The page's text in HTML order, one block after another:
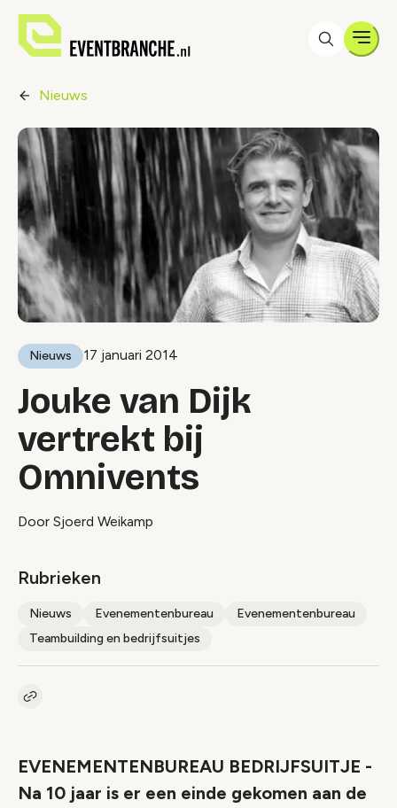
Nieuws
Nieuws 17 januari 2014
Jouke van Dijk
vertrekt bij
Omnivents
Door Sjoerd Weikamp
Rubrieken
Nieuws Evenementenbureau
Evenementenbureau
Teambuilding en bedrijfsuitjes
Kopieer link naar artikel
EVENEMENTENBUREAU BEDRIJFSUITJE -
Na 10 jaar is er een einde gekomen aan de